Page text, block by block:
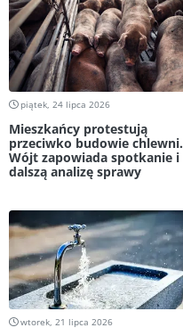
piątek, 24 lipca 2026
Mieszkańcy protestują
przeciwko budowie chlewni.
Wójt zapowiada spotkanie i
dalszą analizę sprawy
wtorek, 21 lipca 2026